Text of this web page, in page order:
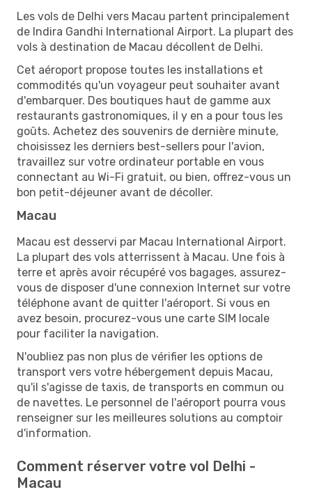
Les vols de Delhi vers Macau partent principalement
de Indira Gandhi International Airport. La plupart des
vols à destination de Macau décollent de Delhi.
Cet aéroport propose toutes les installations et
commodités qu'un voyageur peut souhaiter avant
d'embarquer. Des boutiques haut de gamme aux
restaurants gastronomiques, il y en a pour tous les
goûts. Achetez des souvenirs de dernière minute,
choisissez les derniers best-sellers pour l'avion,
travaillez sur votre ordinateur portable en vous
connectant au Wi-Fi gratuit, ou bien, offrez-vous un
bon petit-déjeuner avant de décoller.
Macau
Macau est desservi par Macau International Airport.
La plupart des vols atterrissent à Macau. Une fois à
terre et après avoir récupéré vos bagages, assurez-
vous de disposer d'une connexion Internet sur votre
téléphone avant de quitter l'aéroport. Si vous en
avez besoin, procurez-vous une carte SIM locale
pour faciliter la navigation.
N'oubliez pas non plus de vérifier les options de
transport vers votre hébergement depuis Macau,
qu'il s'agisse de taxis, de transports en commun ou
de navettes. Le personnel de l'aéroport pourra vous
renseigner sur les meilleures solutions au comptoir
d'information.
Comment réserver votre vol Delhi -
Macau